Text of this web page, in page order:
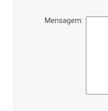
Mensagem: